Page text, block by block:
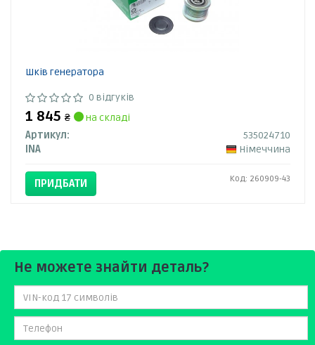
Шків генератора
0 відгуків
1 845 ₴
на складі
Артикул:
535024710
INA
Німеччина
ПРИДБАТИ Код: 260909-43
Не можете знайти деталь?